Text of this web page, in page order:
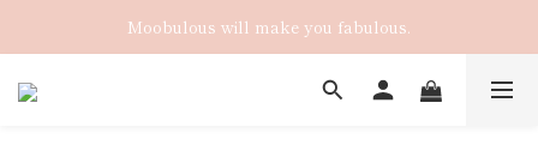
Moobulous will make you fabulous.